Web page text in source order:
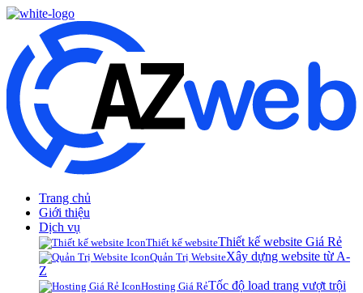
Trang chủ
Giới thiệu
Dịch vụ
Thiết kế websiteThiết kế website Giá Rẻ
Quản Trị WebsiteXây dựng website từ A-
Z
Hosting Giá RẻTốc độ load trang vượt trội